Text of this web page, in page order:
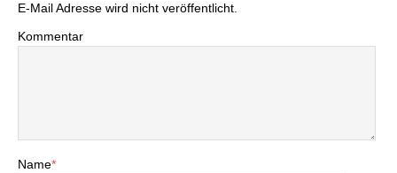
E-Mail Adresse wird nicht veröffentlicht.
Kommentar
Name*